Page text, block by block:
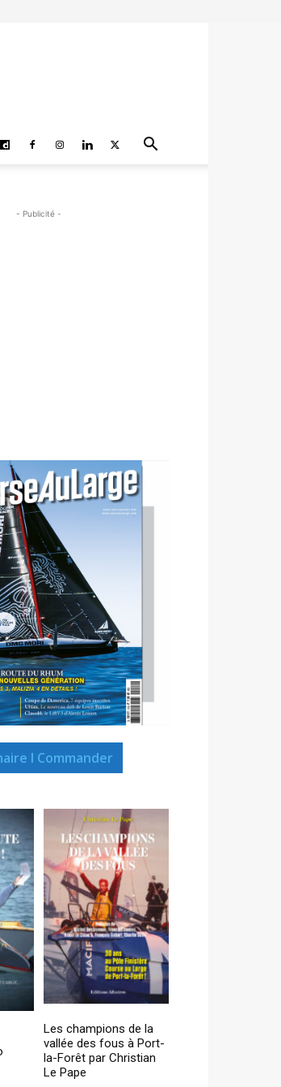
- Publicité -
I Commander
Les champions de la
vallée des fous à Port-
la-Forêt par Christian
Le Pape